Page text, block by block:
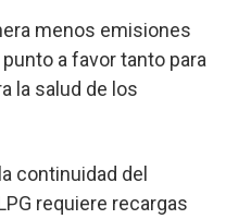
menos emisiones
a favor tanto para
la salud de los
continuidad del
requiere recargas